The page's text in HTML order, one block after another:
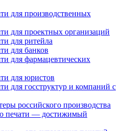
для производственных
для проектных организаций
для ритейла
для банков
для фармацевтических
для юристов
для госструктур и компаний с
российского производства
печати — достижимый